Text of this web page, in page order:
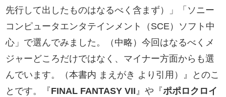
先行して出したものはなるべく含まず）」「ソニー
コンピュータエンタテインメント（SCE）ソフト中
心」で選んでみました。
（中略）今回はなるべくメ
ジャーどころだけではなく、マイナー方面からも選
んでいます。
（本書内 まえがき より引用）』とのこ
とです。『FINAL FANTASY VII』や『ポポロクロイ